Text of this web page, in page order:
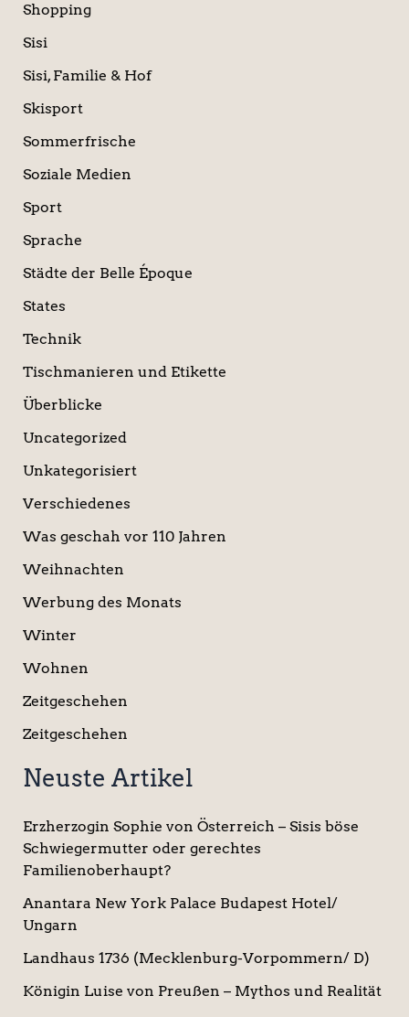
Shopping
Sisi
Sisi, Familie & Hof
Skisport
Sommerfrische
Soziale Medien
Sport
Sprache
Städte der Belle Époque
States
Technik
Tischmanieren und Etikette
Überblicke
Uncategorized
Unkategorisiert
Verschiedenes
Was geschah vor 110 Jahren
Weihnachten
Werbung des Monats
Winter
Wohnen
Zeitgeschehen
Zeitgeschehen
Neuste Artikel
Erzherzogin Sophie von Österreich – Sisis böse
Schwiegermutter oder gerechtes
Familienoberhaupt?
Anantara New York Palace Budapest Hotel/
Ungarn
Landhaus 1736 (Mecklenburg-Vorpommern/ D)
Königin Luise von Preußen – Mythos und Realität